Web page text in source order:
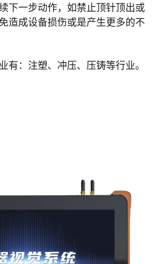
下一步动作，如禁止顶针顶出或
造成设备损伤或是产生更多的不
有：注塑、冲压、压铸等行业。